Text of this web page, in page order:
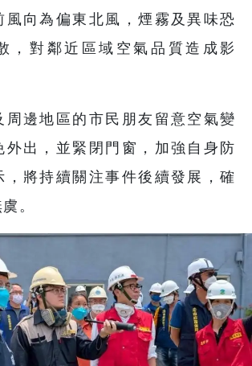
風向為偏東北風，煙霧及異味恐
，對鄰近區域空氣品質造成影
周邊地區的市民朋友留意空氣變
外出，並緊閉門窗，加強自身防
，將持續關注事件後續發展，確
。